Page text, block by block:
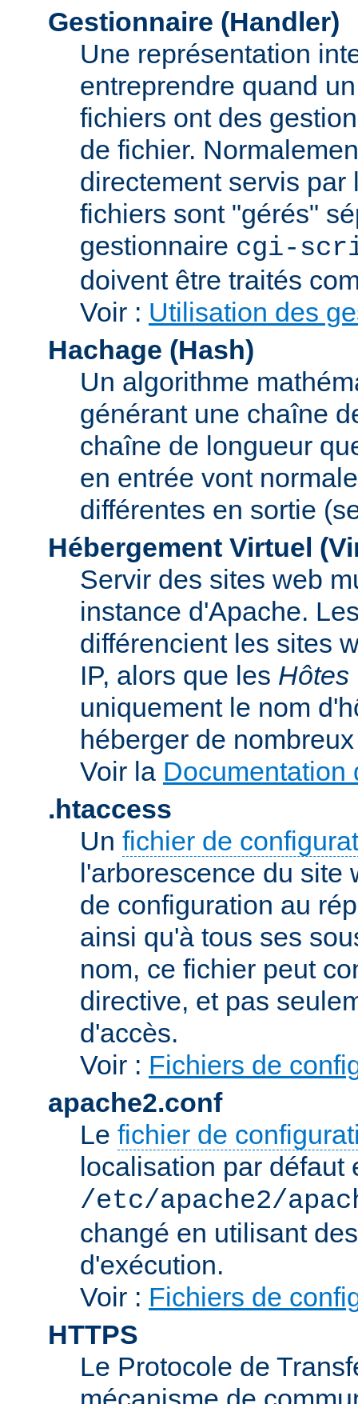
Gestionnaire (Handler)
Une représentation
entreprendre quand
fichiers ont des
de fichier.
directement servis par
fichiers sont "gérés"
gestionnaire cgi-
doivent être traités
Voir : Utilisation des
Hachage (Hash)
Un algorithme
générant une chaîne
chaîne de longueur
en entrée vont
différentes en sortie
Hébergement Virtuel
Servir des sites web
instance d'Apache.
différencient les sites
IP, alors que les Hôtes
uniquement le nom
héberger de
Voir la Documentation
.htaccess
Un fichier de
l'arborescence du
de configuration au
ainsi qu'à tous ses
nom, ce fichier peut
directive, et pas
d'accès.
Voir : Fichiers de
apache2.conf
Le fichier de
localisation par défaut
/etc/apache2/
changé en utilisant
d'exécution.
Voir : Fichiers de
HTTPS
Le Protocole de